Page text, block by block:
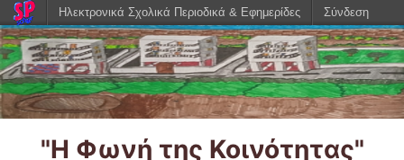
"Η Φωνή της Κοινότητας"
Ηλεκτρονικά Σχολικά Περιοδικά & Εφημερίδες Σύνδεση